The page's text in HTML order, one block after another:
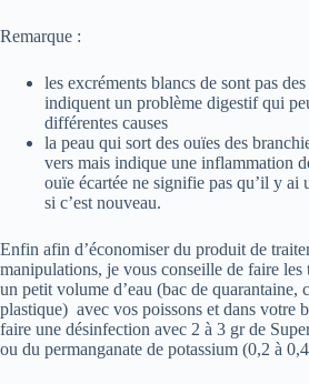
Remarque :
les excréments blancs de sont pas
indiquent un problème digestif qui
différentes causes
la peau qui sort des ouïes des
vers mais indique une inflammation
ouïe écartée ne signifie pas qu’il y ai
si c’est nouveau.
Enfin afin d’économiser du produit de
manipulations, je vous conseille de faire les
un petit volume d’eau (bac de quarantaine,
plastique) avec vos poissons et dans votre
faire une désinfection avec 2 à 3 gr de
ou du permanganate de potassium (0,2 à